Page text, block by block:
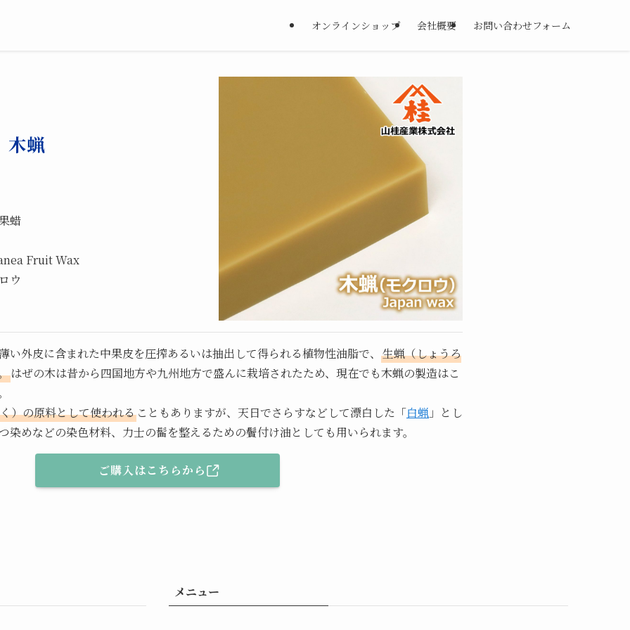
オンラインショップ 会社概要 お問い合わせフォーム
木蝋
蜡
Fruit Wax
ウ
い外皮に含まれた中果皮を圧搾あるいは抽出して得られる植物性油脂で、 生蝋（しょうろ
はぜの木は昔から四国地方や九州地方で盛んに栽培されたため、現在でも木蝋の製造はこ
）の原料として使われる こともありますが、天日でさらすなどして漂白した「白蝋 」とし
染めなどの染色材料、力士の髷を整えるための鬢付け油としても用いられます。
ご購入はこちらから
メニュー